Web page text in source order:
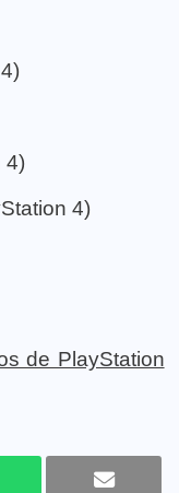
4)
4)
de PlayStation